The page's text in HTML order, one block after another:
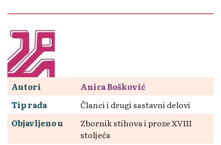
Autori
Anica Bošković
Tip rada
Članci i drugi sastavni delovi
Objavljeno u
Zbornik stihova i proze XVIII
stoljeća